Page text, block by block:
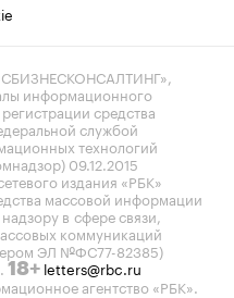
информационного
средства
службой
технологий
09.12.2015
издания «РБК»
массовой информации
в сфере связи,
коммуникаций
ЭЛ №ФС77-82385)
18+ letters@rbc.ru
агентство «РБК».